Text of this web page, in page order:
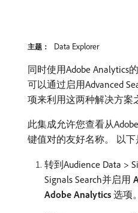
主题： Data Explorer
同时使用Adobe Analytics
可以通过启用Advanced
项来利用这两种解决方案
此集成允许您查看从
键值对的友好名称。 以下
转到Audience Data >
Signals Search并启用​
Adobe Analytics ​选项。